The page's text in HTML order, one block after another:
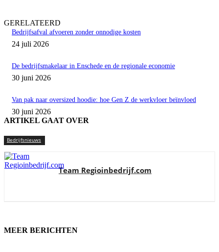
GERELATEERD
Bedrijfsafval afvoeren zonder onnodige kosten
24 juli 2026
De bedrijfsmakelaar in Enschede en de regionale economie
30 juni 2026
Van pak naar oversized hoodie: hoe Gen Z de werkvloer beïnvloed
30 juni 2026
ARTIKEL GAAT OVER
Bedrijfsnieuws
Team Regioinbedrijf.com
MEER BERICHTEN